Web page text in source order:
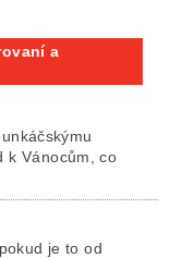
a
k Vánocům, co
je to od